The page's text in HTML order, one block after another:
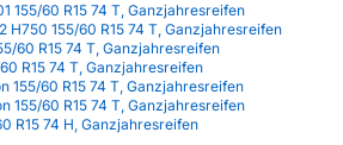
155/60 R15 74 T, Ganzjahresreifen
H750 155/60 R15 74 T, Ganzjahresreifen
60 R15 74 T, Ganzjahresreifen
R15 74 T, Ganzjahresreifen
155/60 R15 74 T, Ganzjahresreifen
155/60 R15 74 T, Ganzjahresreifen
R15 74 H, Ganzjahresreifen